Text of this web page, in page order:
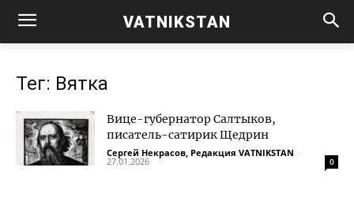
VATNIKSTAN
Тег: Вятка
Вице-губернатор Салтыков,
писатель-сатирик Щедрин
Сергей Некрасов, Редакция VATNIKSTAN -
27.01.2026 0